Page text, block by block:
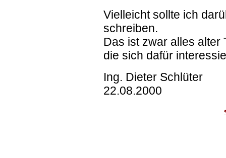
Vielleicht sollte ich
schreiben.
Das ist zwar alles alter
die sich dafür
Ing. Dieter Schlüter
22.08.2000